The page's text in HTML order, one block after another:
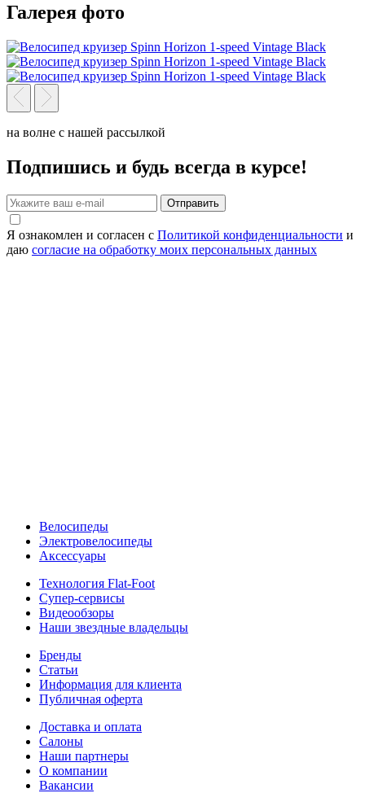
Галерея фото
на волне с нашей рассылкой
Подпишись и будь всегда в курсе!
Отправить
Я ознакомлен и согласен с Политикой конфиденциальности и
даю согласие на обработку моих персональных данных
Велосипеды
Электровелосипеды
Аксессуары
Технология Flat-Foot
Супер-сервисы
Видеообзоры
Наши звездные владельцы
Бренды
Статьи
Информация для клиента
Публичная оферта
Доставка и оплата
Салоны
Наши партнеры
О компании
Вакансии